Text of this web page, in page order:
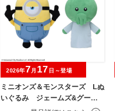
ミニオンズ＆モンスターズ Lぬ
いぐるみ ジェームズ&グーミ
2026年7 月 17 日～登場